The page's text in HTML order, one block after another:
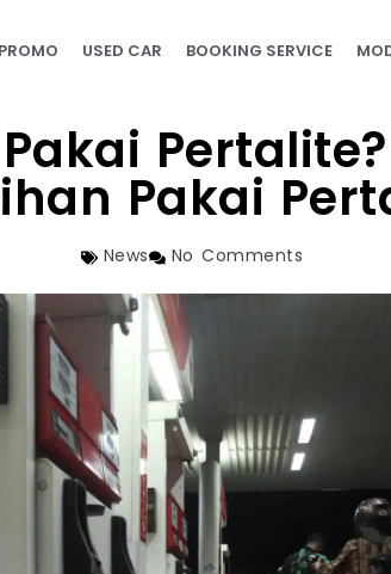
USED CAR BOOKING SERVICE
Pakai
News No Comments